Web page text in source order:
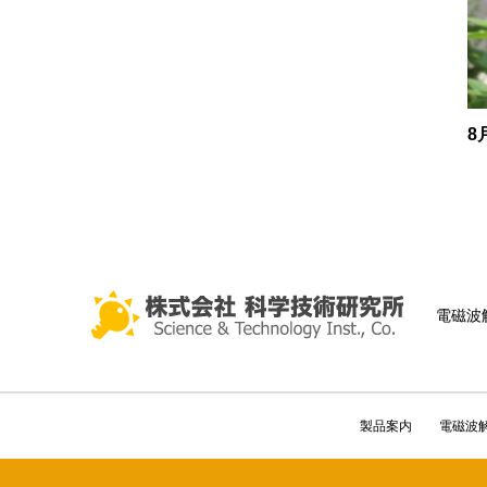
8
電磁波
製品案内 電磁波